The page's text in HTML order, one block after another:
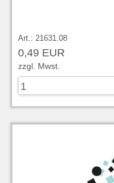
Art.: 21631.08
0,49 EUR
zzgl. Mwst.
zu